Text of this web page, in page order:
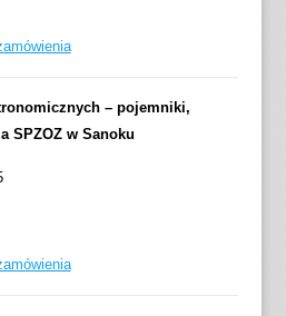
– pojemniki,
SPZOZ w Sanoku